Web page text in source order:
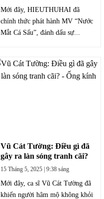
Mới đây, HIEUTHUHAI đã
chính thức phát hành MV “Nước
Mắt Cá Sấu”, đánh dấu sự...
Vũ Cát Tường: Điều gì đã
gây ra làn sóng tranh cãi?
15 Tháng 5, 2025 | 9:38 sáng
Mới đây, ca sĩ Vũ Cát Tường đã
khiến người hâm mộ không khỏi